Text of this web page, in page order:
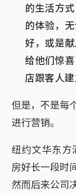
的生活方
的体验，
好，或是
给他们惊
店跟客人
但是，不是每
进行营销。
纽约文华东方
房好长一段时
然而后来公司